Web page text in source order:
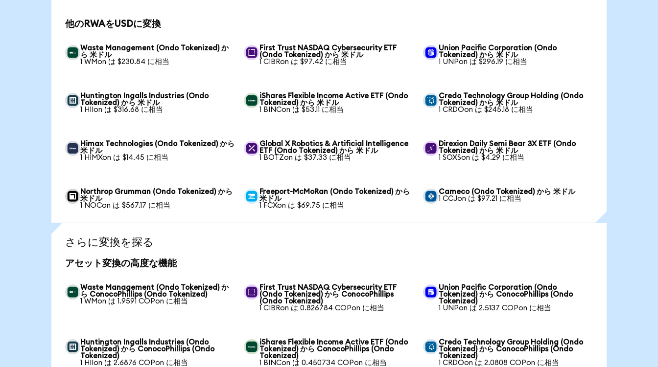
他のRWAをUSDに変換
Waste Management (Ondo Tokenized) か
ら 米ドル
1 WMon は $230.84 に相当
First Trust NASDAQ Cybersecurity ETF
(Ondo Tokenized) から 米ドル
1 CIBRon は $97.42 に相当
Union Pacific Corporation (Ondo
Tokenized) から 米ドル
1 UNPon は $296.19 に相当
Huntington Ingalls Industries (Ondo
Tokenized) から 米ドル
1 HIIon は $316.68 に相当
iShares Flexible Income Active ETF (Ondo
Tokenized) から 米ドル
1 BINCon は $53.11 に相当
Credo Technology Group Holding (Ondo
Tokenized) から 米ドル
1 CRDOon は $245.18 に相当
Himax Technologies (Ondo Tokenized) から
米ドル
1 HIMXon は $14.45 に相当
Global X Robotics & Artificial Intelligence
ETF (Ondo Tokenized) から 米ドル
1 BOTZon は $37.33 に相当
Direxion Daily Semi Bear 3X ETF (Ondo
Tokenized) から 米ドル
1 SOXSon は $4.29 に相当
Northrop Grumman (Ondo Tokenized) から
米ドル
1 NOCon は $567.17 に相当
Freeport-McMoRan (Ondo Tokenized) から
米ドル
1 FCXon は $69.75 に相当
Cameco (Ondo Tokenized) から 米ドル
1 CCJon は $97.21 に相当
さらに変換を探る
アセット変換の高度な機能
Waste Management (Ondo Tokenized) か
ら ConocoPhillips (Ondo Tokenized)
1 WMon は 1.9591 COPon に相当
First Trust NASDAQ Cybersecurity ETF
(Ondo Tokenized) から ConocoPhillips
(Ondo Tokenized)
1 CIBRon は 0.826784 COPon に相当
Union Pacific Corporation (Ondo
Tokenized) から ConocoPhillips (Ondo
Tokenized)
1 UNPon は 2.5137 COPon に相当
Huntington Ingalls Industries (Ondo
Tokenized) から ConocoPhillips (Ondo
Tokenized)
1 HIIon は 2.6876 COPon に相当
iShares Flexible Income Active ETF (Ondo
Tokenized) から ConocoPhillips (Ondo
Tokenized)
1 BINCon は 0.450734 COPon に相当
Credo Technology Group Holding (Ondo
Tokenized) から ConocoPhillips (Ondo
Tokenized)
1 CRDOon は 2.0808 COPon に相当